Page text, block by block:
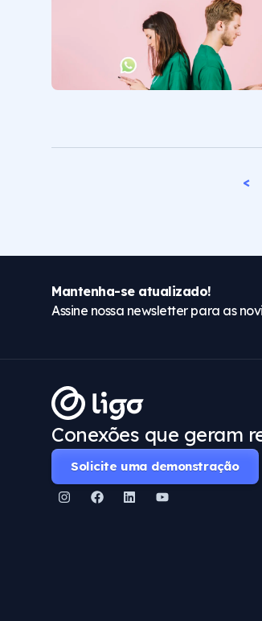
<
Mantenha-se atualizado!
Assine nossa newsletter para as
Conexões que geram
Solicite uma demonstração